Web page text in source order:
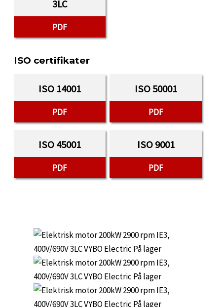
3LC
PDF
ISO certifikater
ISO 14001
PDF
ISO 50001
PDF
ISO 45001
PDF
ISO 9001
PDF